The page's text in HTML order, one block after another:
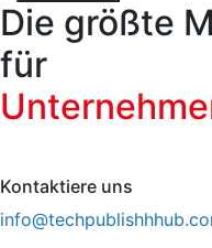
Die größte
für
Kontaktiere uns